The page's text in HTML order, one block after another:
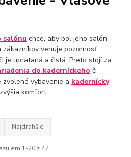
salónu chce, aby bol jeho salón
zákazníkov venuje pozornosť
je uprataná a čistá. Preto stojí za
do kaderníckeho či
vybavenie a kadernícky
komfort .
Najdrahšie
1-20 z 47